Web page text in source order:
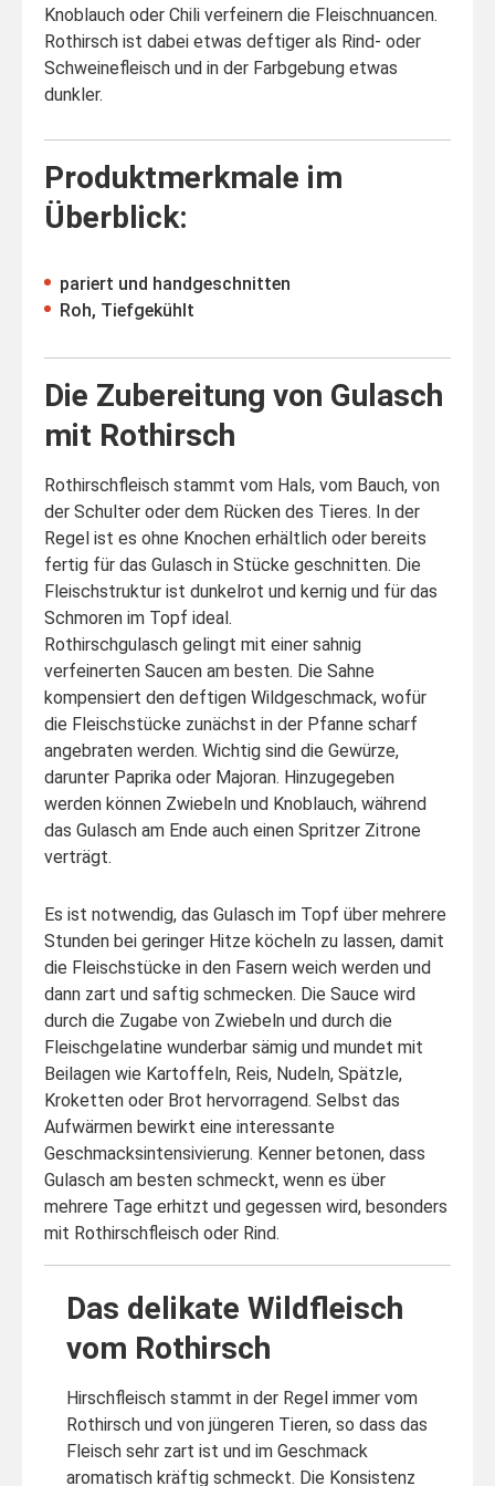
Knoblauch oder Chili verfeinern die Fleischnuancen.
Rothirsch ist dabei etwas deftiger als Rind- oder
Schweinefleisch und in der Farbgebung etwas
dunkler.
Produktmerkmale im
Überblick:
pariert und handgeschnitten
Roh, Tiefgekühlt
Die Zubereitung von Gulasch
mit Rothirsch
Rothirschfleisch stammt vom Hals, vom Bauch, von
der Schulter oder dem Rücken des Tieres. In der
Regel ist es ohne Knochen erhältlich oder bereits
fertig für das Gulasch in Stücke geschnitten. Die
Fleischstruktur ist dunkelrot und kernig und für das
Schmoren im Topf ideal.
Rothirschgulasch gelingt mit einer sahnig
verfeinerten Saucen am besten. Die Sahne
kompensiert den deftigen Wildgeschmack, wofür
die Fleischstücke zunächst in der Pfanne scharf
angebraten werden. Wichtig sind die Gewürze,
darunter Paprika oder Majoran. Hinzugegeben
werden können Zwiebeln und Knoblauch, während
das Gulasch am Ende auch einen Spritzer Zitrone
verträgt.
Es ist notwendig, das Gulasch im Topf über mehrere
Stunden bei geringer Hitze köcheln zu lassen, damit
die Fleischstücke in den Fasern weich werden und
dann zart und saftig schmecken. Die Sauce wird
durch die Zugabe von Zwiebeln und durch die
Fleischgelatine wunderbar sämig und mundet mit
Beilagen wie Kartoffeln, Reis, Nudeln, Spätzle,
Kroketten oder Brot hervorragend. Selbst das
Aufwärmen bewirkt eine interessante
Geschmacksintensivierung. Kenner betonen, dass
Gulasch am besten schmeckt, wenn es über
mehrere Tage erhitzt und gegessen wird, besonders
mit Rothirschfleisch oder Rind.
Das delikate Wildfleisch
vom Rothirsch
Hirschfleisch stammt in der Regel immer vom
Rothirsch und von jüngeren Tieren, so dass das
Fleisch sehr zart ist und im Geschmack
aromatisch kräftig schmeckt. Die Konsistenz